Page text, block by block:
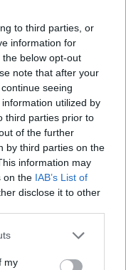
to third parties, or
information for
below opt-out
note that after your
seeing
utilized by
third parties prior to
of the further
by third parties on the
information may
on the IAB’s List of
disclose it to other
or more Google
You may click to
my
lakásokban
#8